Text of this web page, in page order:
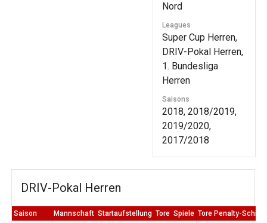
Nord
Leagues
Super Cup Herren,
DRIV-Pokal Herren,
1. Bundesliga
Herren
Saisons
2018, 2018/2019,
2019/2020,
2017/2018
DRIV-Pokal Herren
Saison Mannschaft Startaufstellung Tore Spiele Tore Penalty-